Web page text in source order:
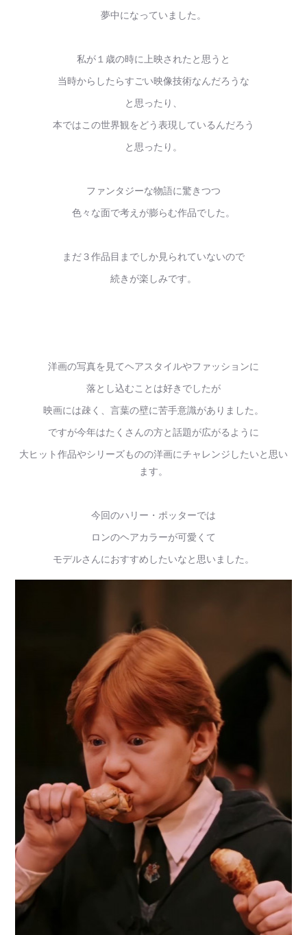
夢中になっていました。
私が１歳の時に上映されたと思うと
当時からしたらすごい映像技術なんだろうな
と思ったり、
本ではこの世界観をどう表現しているんだろう
と思ったり。
ファンタジーな物語に驚きつつ
色々な面で考えが膨らむ作品でした。
まだ３作品目までしか見られていないので
続きが楽しみです。
洋画の写真を見てヘアスタイルやファッションに
落とし込むことは好きでしたが
映画には疎く、言葉の壁に苦手意識がありました。
ですが今年はたくさんの方と話題が広がるように
大ヒット作品やシリーズものの洋画にチャレンジしたいと思い
ます。
今回のハリー・ポッターでは
ロンのヘアカラーが可愛くて
モデルさんにおすすめしたいなと思いました。